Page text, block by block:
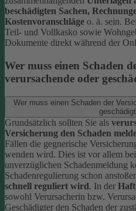
beschädigten Sachen,
Kostenvoranschläge o. ä. sein.
Teil- und Vollkasko sowie
Dokumente direkt während der
Wer muss einen Schaden
verursachende oder
Wer muss einen Schaden der
Grundsätzlich sollten Sie als
Versicherung den Schaden
Fällen die gegnerische
wenden wird. Dies ist vor allem bei
unverzüglichen Schadenmeldung
Schadenregulierung schon
schnell reguliert wird. In der
sowohl Verursacherin bzw.
Geschädigter den Schaden der